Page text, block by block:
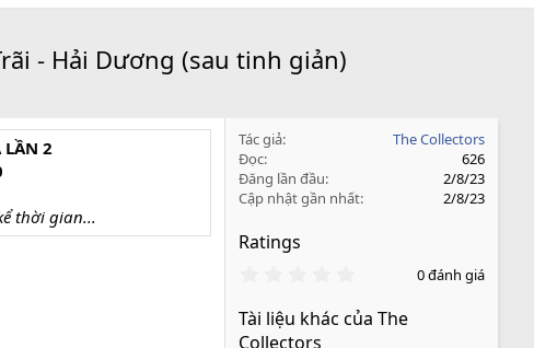
- Hải Dương (sau tinh giản)
LẦN 2
thời gian...
Tác giả
The Collectors
Đọc
626
Đăng lần đầu
2/8/23
Cập nhật gần nhất
2/8/23
Ratings
0
0
0 đánh giá
Tài liệu khác của The
Collectors